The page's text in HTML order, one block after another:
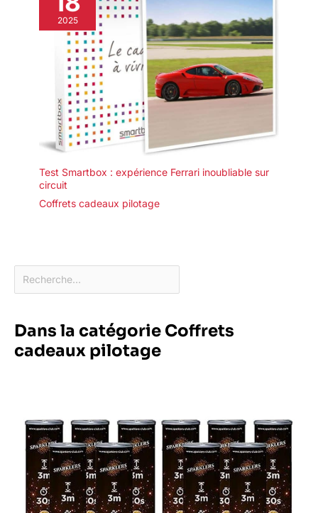
2025
Test Smartbox : expérience Ferrari inoubliable sur
circuit
Coffrets cadeaux pilotage
Dans la catégorie Coffrets
cadeaux pilotage